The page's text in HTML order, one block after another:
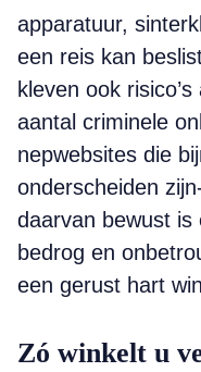
apparatuur,
een reis kan
kleven ook
aantal criminele
nepwebsites die
onderscheiden
daarvan bewust is
bedrog en
een gerust hart
Zó winkelt u